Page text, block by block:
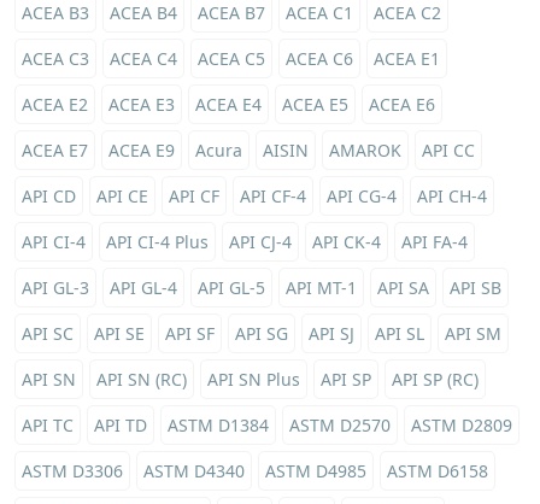
ACEA B3
ACEA B4 ACEA B7 ACEA C1
ACEA C2
ACEA C3
ACEA C4 ACEA C5 ACEA C6
ACEA E1
ACEA E2
ACEA E3 ACEA E4 ACEA E5
ACEA E6
ACEA E7
ACEA E9 Acura AISIN AMAROK
API CC
API CD
API CE API CF API CF-4 API CG-4
API CH-4
API CI-4
API CI-4 Plus API CJ-4 API CK-4
API FA-4
API GL-3
API GL-4 API GL-5 API MT-1 API SA
API SB
API SC
API SE API SF API SG API SJ API SL
API SM
API SN
API SN (RC) API SN Plus API SP
API SP (RC)
API TC
API TD ASTM D1384 ASTM D2570
ASTM D2809
ASTM D3306
ASTM D4340 ASTM D4985
ASTM D6158